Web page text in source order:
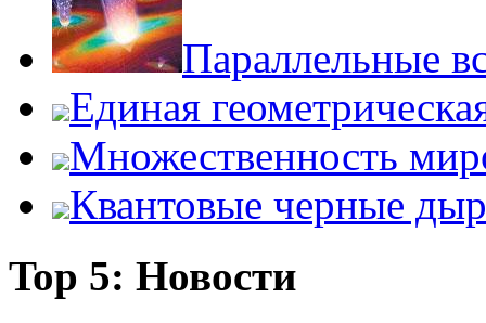
Параллельные
Единая
Множественность
Квантовые черные
Top 5: Новости